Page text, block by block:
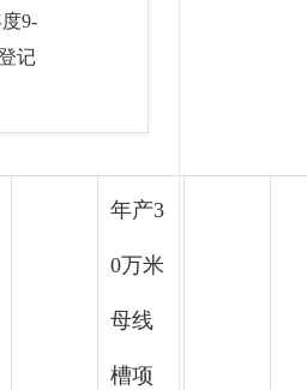
9-
记
年产3
0万米
母线
槽项